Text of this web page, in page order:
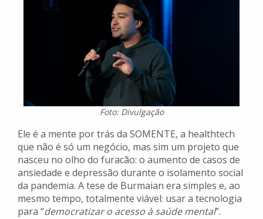
Foto: Divulgação
Ele é a mente por trás da SOMENTE, a healthtech
que não é só um negócio, mas sim um projeto que
nasceu no olho do furacão: o aumento de casos de
ansiedade e depressão durante o isolamento social
da pandemia. A tese de Burmaian era simples e, ao
mesmo tempo, totalmente viável: usar a tecnologia
para “democratizar o acesso à saúde mental”.